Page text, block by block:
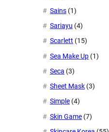
Sains (1)
Sariayu (4)
Scarlett (15)
Sea Make Up (1)
Seca (3)
Sheet Mask (3)
Simple (4)
Skin Game (7)